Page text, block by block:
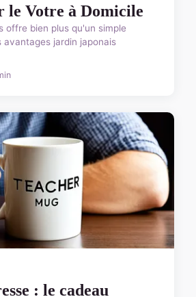
le Votre à Domicile
offre bien plus qu'un simple
jardin japonais
: le cadeau